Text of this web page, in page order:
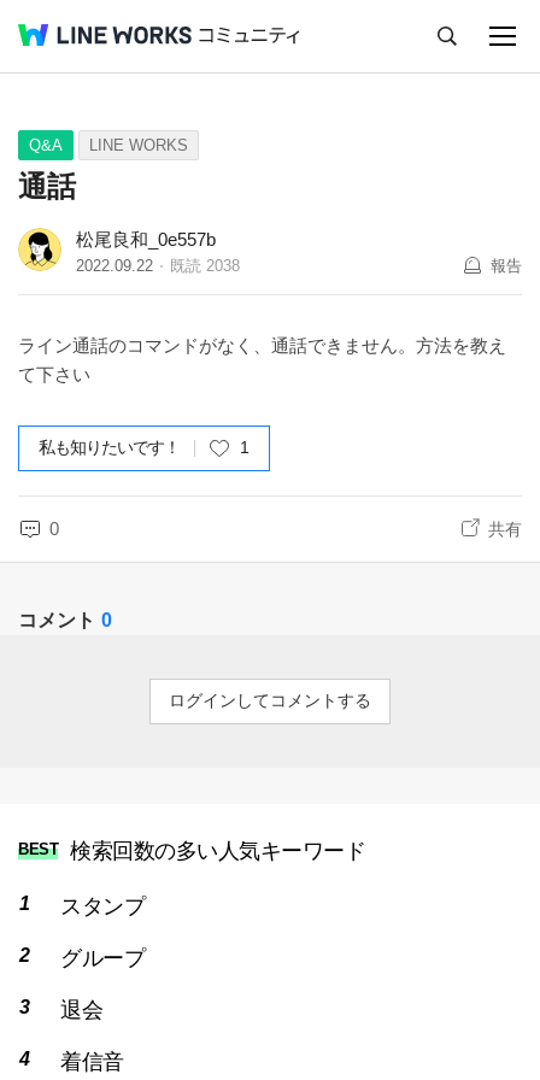
Q&A Tips Ideas
Q&A LINE WORKS
通話
松尾良和_0e557b
2022.09.22 既読 2038 報告
ライン通話のコマンドがなく、通話できません。方法を教え
て下さい
私も知りたいです！ 1
0 共有
コメント 0
ログインしてコメントする
BEST 検索回数の多い人気キーワード
スタンプ
グループ
退会
着信音